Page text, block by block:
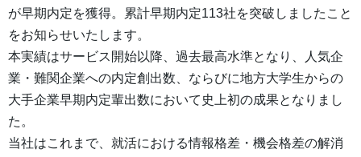
が早期内定を獲得。累計早期内定113社を突破しましたこと
をお知らせいたします。
本実績はサービス開始以降、過去最高水準となり、人気企
業・難関企業への内定創出数、ならびに地方大学生からの
大手企業早期内定輩出数において史上初の成果となりまし
た。
当社はこれまで、就活における情報格差・機会格差の解消